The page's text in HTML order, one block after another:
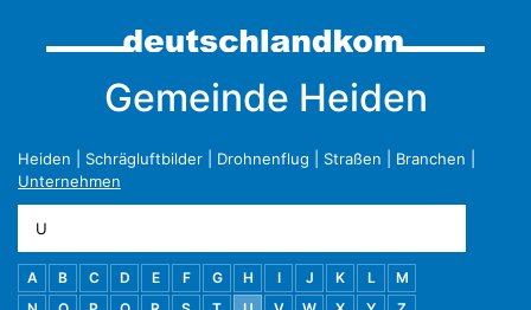
Gemeinde Heiden
Heiden Schrägluftbilder Drohnenflug Straßen Branchen
Unternehmen
A B C D E F G H I J K L
M